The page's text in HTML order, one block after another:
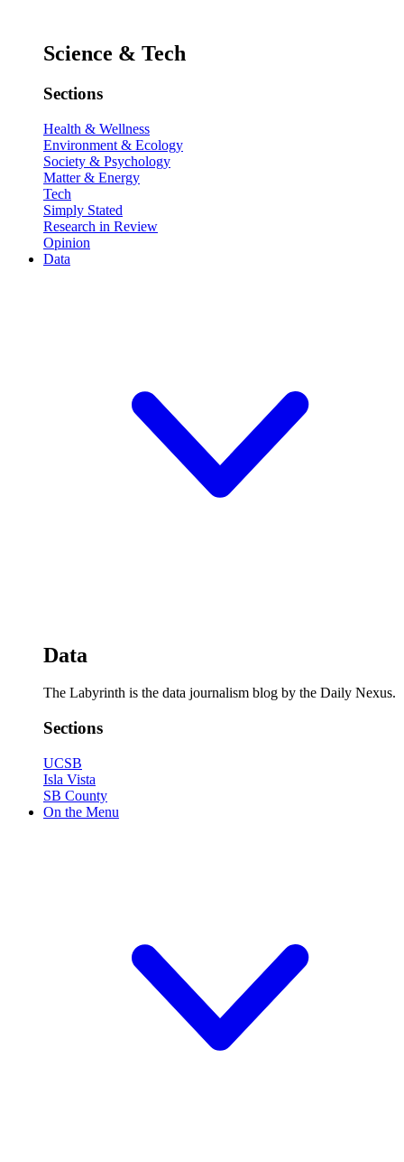
Science & Tech
Sections
Health & Wellness
Environment & Ecology
Society & Psychology
Matter & Energy
Tech
Simply Stated
Research in Review
Opinion
Data
Data
The Labyrinth is the data journalism blog by the Daily Nexus.
Sections
UCSB
Isla Vista
SB County
On the Menu